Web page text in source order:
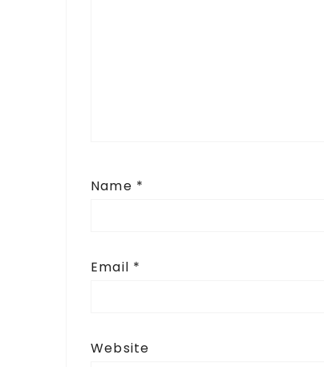
Name *
Email *
Website